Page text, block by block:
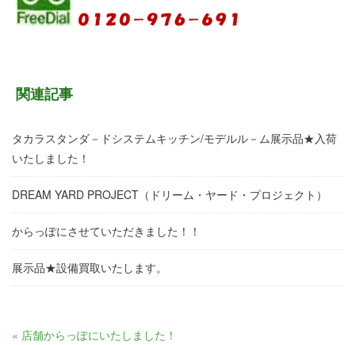
関連記事
タカラスタンダ－ドシステムキッチン/モデルル－ム展示品★入荷
いたしました！
DREAM YARD PROJECT（ドリーム・ヤード・プロジェクト）
からっぽにさせていただきました！！
展示品★設備買取いたします。
« 店舗からっぽにいたしました！